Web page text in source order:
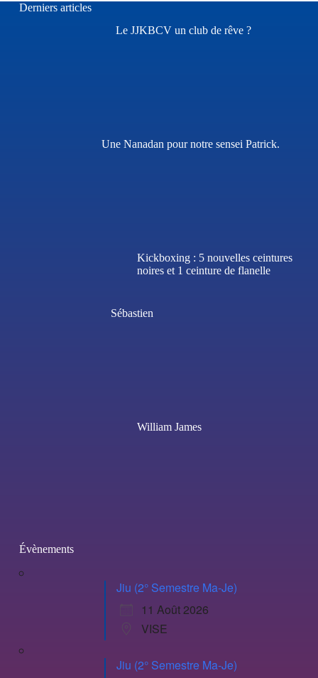
Derniers articles
Le JJKBCV un club de rêve ?
Une Nanadan pour notre sensei Patrick.
Kickboxing : 5 nouvelles ceintures
noires et 1 ceinture de flanelle
Sébastien
William James
Évènements
Jiu (2° Semestre Ma-Je)
11 Août 2026
VISE
Jiu (2° Semestre Ma-Je)